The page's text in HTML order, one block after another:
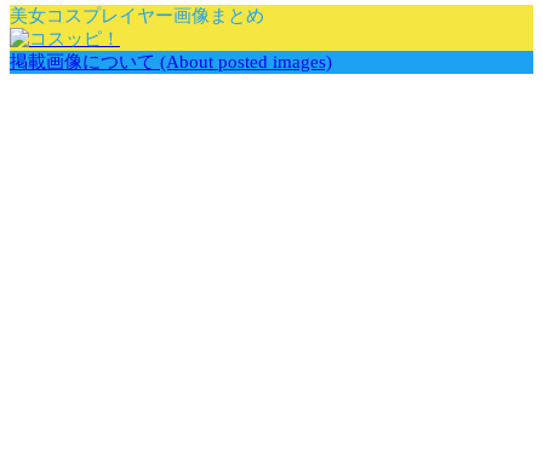
美女コスプレイヤー画像まとめ
掲載画像について (About posted images)